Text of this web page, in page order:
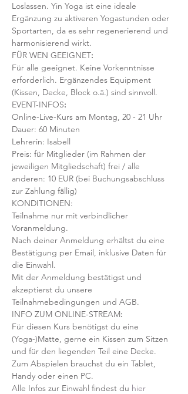
Loslassen. Yin Yoga ist eine ideale
Ergänzung zu aktiveren Yogastunden oder
Sportarten, da es sehr regenerierend und
harmonisierend wirkt.
FÜR WEN GEEIGNET:
Für alle geeignet. Keine Vorkenntnisse
erforderlich. Ergänzendes Equipment
(Kissen, Decke, Block o.ä.) sind sinnvoll.
EVENT-INFOS:
Online-Live-Kurs am Montag, 20 - 21 Uhr
Dauer: 60 Minuten
Lehrerin: Isabell
Preis: für Mitglieder (im Rahmen der
jeweiligen Mitgliedschaft) frei / alle
anderen: 10 EUR (bei Buchungsabschluss
zur Zahlung fällig)
KONDITIONEN:
Teilnahme nur mit verbindlicher
Voranmeldung.
Nach deiner Anmeldung erhältst du eine
Bestätigung per Email, inklusive Daten für
die Einwahl.
Mit der Anmeldung bestätigst und
akzeptierst du unsere
Teilnahmebedingungen und AGB.
INFO ZUM ONLINE-STREAM:
Für diesen Kurs benötigst du eine
(Yoga-)Matte, gerne ein Kissen zum Sitzen
und für den liegenden Teil eine Decke.
Zum Abspielen brauchst du ein Tablet,
Handy oder einen PC.
Alle Infos zur Einwahl findest du hier